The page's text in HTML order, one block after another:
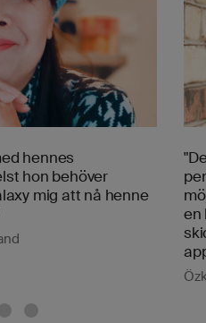
hennes
hon behöver
mig att nå henne
en